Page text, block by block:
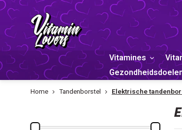
Vitamines
Home Tandenborstel Elektrische